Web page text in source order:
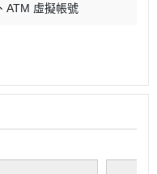
ATM 虛擬帳號